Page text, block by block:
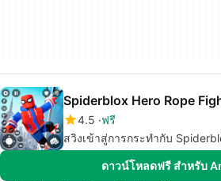
Spiderblox Hero Rope
4.5 ฟรี
สวิงเข้าสู่การกระทำกับ
ดาวน์โหลดฟรี สำหรับ